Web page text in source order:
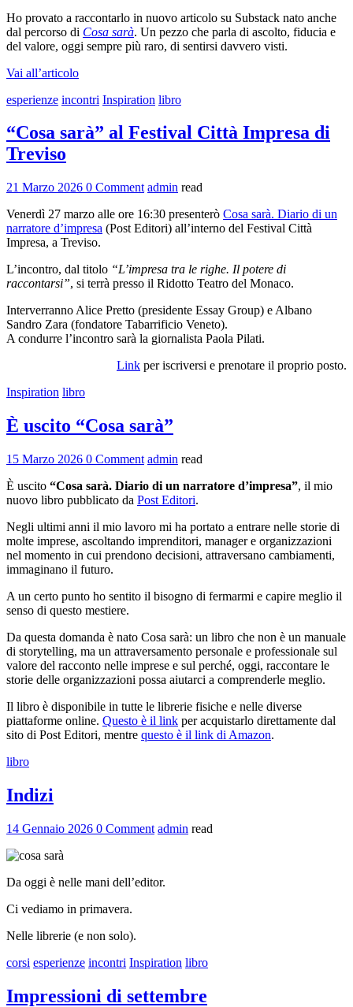
Ho provato a raccontarlo in nuovo articolo su Substack nato anche
dal percorso di Cosa sarà. Un pezzo che parla di ascolto, fiducia e
del valore, oggi sempre più raro, di sentirsi davvero visti.
Vai all’articolo
esperienze incontri Inspiration libro
“Cosa sarà” al Festival Città Impresa di
Treviso
21 Marzo 2026 0 Comment admin read
Venerdì 27 marzo alle ore 16:30 presenterò Cosa sarà. Diario di un
narratore d’impresa (Post Editori) all’interno del Festival Città
Impresa, a Treviso.
L’incontro, dal titolo “L’impresa tra le righe. Il potere di
raccontarsi”, si terrà presso il Ridotto Teatro del Monaco.
Interverranno Alice Pretto (presidente Essay Group) e Albano
Sandro Zara (fondatore Tabarrificio Veneto).
A condurre l’incontro sarà la giornalista Paola Pilati.
Link per iscriversi e prenotare il proprio posto.
Inspiration libro
È uscito “Cosa sarà”
15 Marzo 2026 0 Comment admin read
È uscito “Cosa sarà. Diario di un narratore d’impresa”, il mio
nuovo libro pubblicato da Post Editori.
Negli ultimi anni il mio lavoro mi ha portato a entrare nelle storie di
molte imprese, ascoltando imprenditori, manager e organizzazioni
nel momento in cui prendono decisioni, attraversano cambiamenti,
immaginano il futuro.
A un certo punto ho sentito il bisogno di fermarmi e capire meglio il
senso di questo mestiere.
Da questa domanda è nato Cosa sarà: un libro che non è un manuale
di storytelling, ma un attraversamento personale e professionale sul
valore del racconto nelle imprese e sul perché, oggi, raccontare le
storie delle organizzazioni possa aiutarci a comprenderle meglio.
Il libro è disponibile in tutte le librerie fisiche e nelle diverse
piattaforme online. Questo è il link per acquistarlo direttamente dal
sito di Post Editori, mentre questo è il link di Amazon.
libro
Indizi
14 Gennaio 2026 0 Comment admin read
Da oggi è nelle mani dell’editor.
Ci vediamo in primavera.
Nelle librerie (e non solo).
corsi esperienze incontri Inspiration libro
Impressioni di settembre